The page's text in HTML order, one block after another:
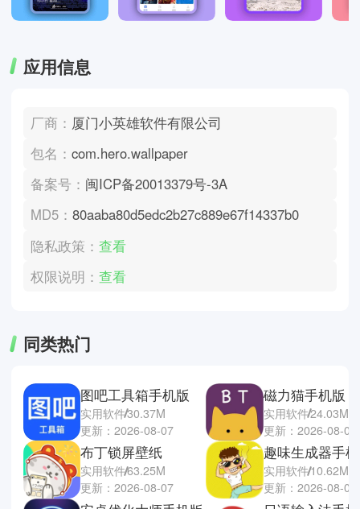
应用信息
厂商： 厦门小英雄软件有限公司
包名：com.hero.wallpaper
备案号： 闽ICP备20013379号-3A
MD5：80aaba80d5edc2b27c889e67f14337b0
隐私政策：查看
权限说明：查看
同类热门
图吧工具箱手机版
实用软件30.37M
更新：2026-08-07
布丁锁屏壁纸
实用软件63.25M
更新：2026-08-07
磁力猫手机版
实用软件24.03M
更新：2026-08-07
趣味生成器手
实用软件10.62M
更新：2026-08-07